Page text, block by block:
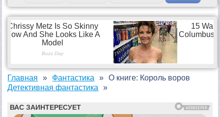
Главная
Фантастика
Детективная фантастика
О книге: Король воров